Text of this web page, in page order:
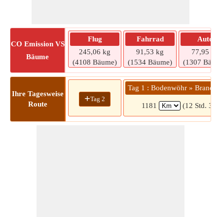
CO Emission VS
Bäume
Flug
245,06 kg
(4108 Bäume)
Fahrrad
91,53 kg
(1534 Bäume)
Auto
77,95 kg
(1307
Ihre Tagesweise
Route
+Tag 2
Tag 1 : Bodenwöhr »
1181 (12 Std. 39